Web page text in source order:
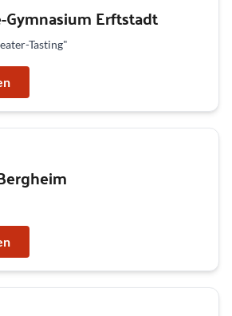
Erftstadt
Tasting"